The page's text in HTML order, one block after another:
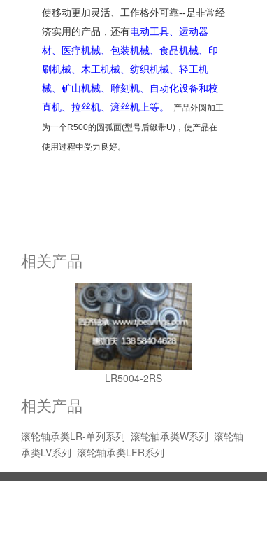
使移动更加灵活、工作格外可靠--是非常经
济实用的产品， 还有电动工具、运动器
材、医疗机械、包装机械、食品机械、印
刷机械、木工机械、纺织机械、轻工机
械、矿山机械、雕刻机
自动化设备和校
直机、拉丝机、滚丝机上等。
产品外圆加工
为一个R500的圆弧面(型号后缀带U) ，使产品在
使用过程中受力良好。
相关产品
LR5004-2RS
相关产品
滚轮轴承类LR-单列系列 滚轮轴承类W系列 滚轮轴
承类LV系列 滚轮轴承类LFR系列